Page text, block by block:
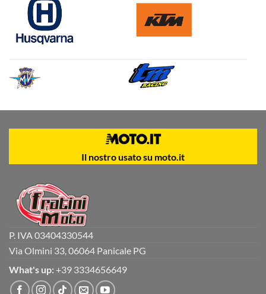
Il nostro usato su moto.it
P. IVA 03404330544
Via Olmini 33, 06064 Panicale PG
What's up: +39 3334656649